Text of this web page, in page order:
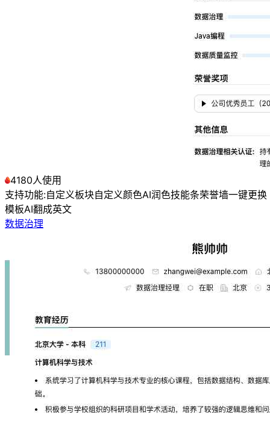
4180人使用
支持功能:自定义板块自定义颜色AI润色技能条荣誉墙一键更换
模板AI翻成英文
数据治理